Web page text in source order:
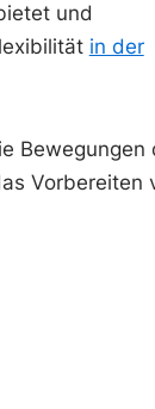
und
in der
Bewegungen
Vorbereiten